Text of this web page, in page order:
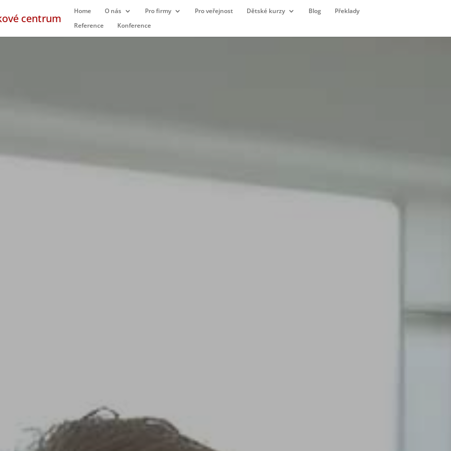
Home O nás Pro firmy Pro veřejnost Dětské kurzy Blog
Překlady
Reference
Konference